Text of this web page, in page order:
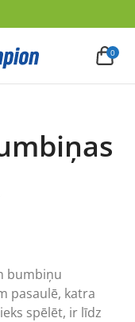
0
bumbiņu
pasaulē, katra
spēlēt, ir līdz